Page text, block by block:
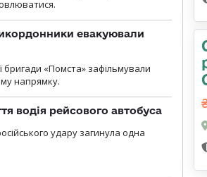
евакуювали
бригади «Помста» зафільмували
напрямку.
водія рейсового автобуса
удару загинула одна